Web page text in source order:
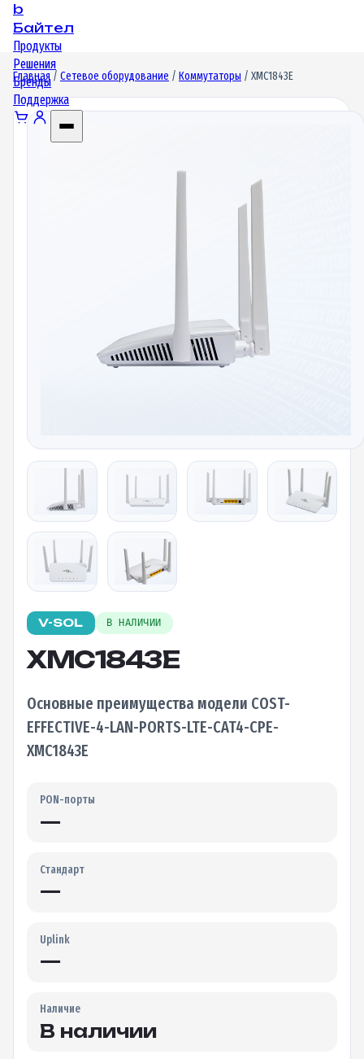
b
Байтел
Продукты
Решения
Бренды
Поддержка
Главная/ Сетевое оборудование / Коммутаторы / XMC1843E
V-SOL В НАЛИЧИИ
XMC1843E
Основные преимущества модели COST-
EFFECTIVE-4-LAN-PORTS-LTE-CAT4-CPE-
XMC1843E
PON-порты
—
Стандарт
—
Uplink
—
Наличие
В наличии